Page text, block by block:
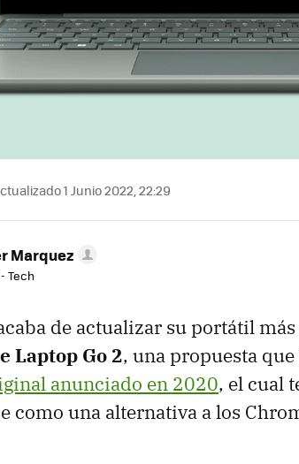
1 Junio 2022, 22:29
Marquez
Tech
de actualizar su portátil
Laptop Go 2, una propuesta
anunciado en 2020, el cual
como una alternativa a los